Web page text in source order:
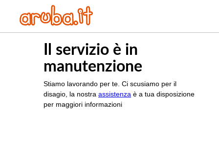
Il servizio è in
manutenzione
Stiamo lavorando per te. Ci scusiamo per il
disagio, la nostra assistenza è a tua disposizione
per maggiori informazioni